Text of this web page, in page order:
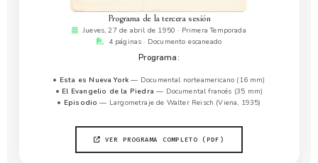
Programa de la tercera sesión
Jueves, 27 de abril de 1950 · Primera Temporada
4 páginas · Documento escaneado
Programa:
• Esta es Nueva York — Documental norteamericano (16 mm)
• El Evangelio de la Piedra — Documental francés (35 mm)
• Episodio — Largometraje de Walter Reisch (Viena, 1935)
VER PROGRAMA COMPLETO (PDF)